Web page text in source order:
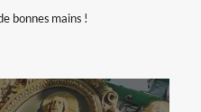
bonnes mains !